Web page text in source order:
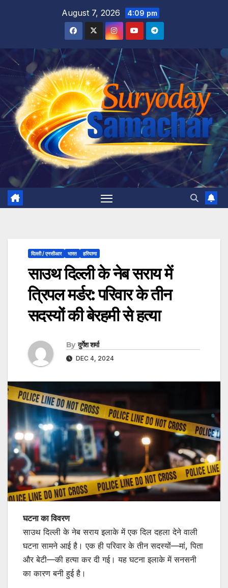
August 7, 2026 4:09 pm
दिल्ली / एनसीआर भारत हरियाणा
साउथ दिल्ली के नेब सराय में
त्रिपल मर्डर: परिवार के तीन
सदस्यों की बेरहमी से हत्या
By दुर्गेश शर्मा
DEC 4, 2024
घटना का विवरण
साउथ दिल्ली के नेब सराय इलाके में एक दिल दहला देने वाली
घटना सामने आई है। एक ही परिवार के तीन सदस्यों—मां, पिता
और बेटी—की हत्या कर दी गई। यह घटना इलाके में सनसनी
का कारण बनी हुई है।